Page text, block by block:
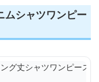
ムシャツワンピー